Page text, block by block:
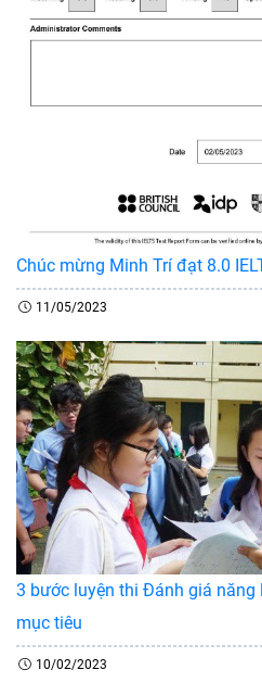
Chúc mừng Minh Trí đạt 8.0
11/05/2023
3 bước luyện thi Đánh giá
mục tiêu
10/02/2023